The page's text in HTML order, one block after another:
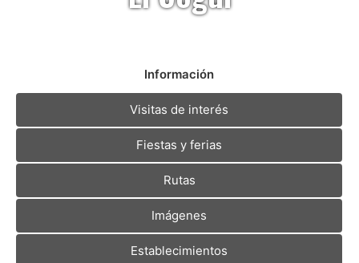
Información
Visitas de interés
Fiestas y ferias
Rutas
Imágenes
Establecimientos